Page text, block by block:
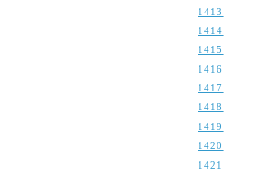
1413
1414
1415
1416
1417
1418
1419
1420
1421